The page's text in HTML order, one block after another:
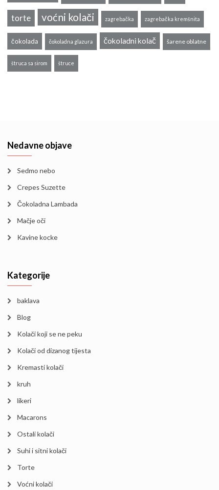
torte voćni kolači zagrebačka zagrebačka kremšnita
čokolada čokoladna glazura čokoladni kolač šarene oblatne
štruca sa sirom štruce
Nedavne objave
Sedmo nebo
Crepes Suzette
Čokoladna Lambada
Mačje oči
Kavine kocke
Kategorije
baklava
Blog
Kolači koji se ne peku
Kolači od dizanog tijesta
Kremasti kolači
kruh
likeri
Macarons
Ostali kolači
Suhi i sitni kolači
Torte
Voćni kolači